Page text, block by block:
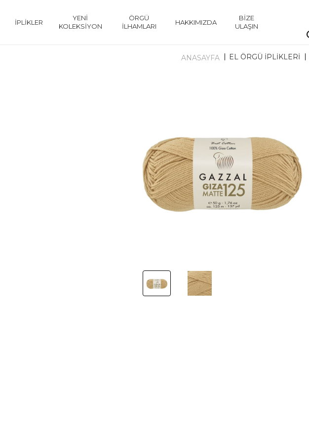
İPLİKLER
YENİ
KOLEKSİYON
ÖRGÜ
İLHAMLARI
HAKKIMIZDA
BİZE
ULAŞIN
ANASAYFA EL ÖRGÜ İPLİKLERİ